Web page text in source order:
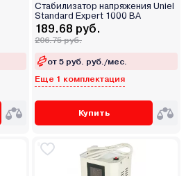
Стабилизатор напряжения Uniel
Standard Expert 1000 ВА
189.68 руб.
206.75 руб.
от 5 руб. руб./мес.
Еще 1 комплектация
Купить